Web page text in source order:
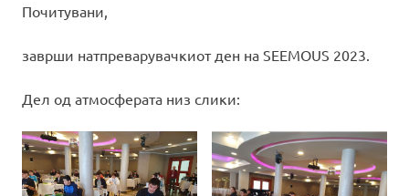
Почитувани,
заврши натпреварувачкиот ден на SEEMOUS 2023.
Дел од атмосферата низ слики: